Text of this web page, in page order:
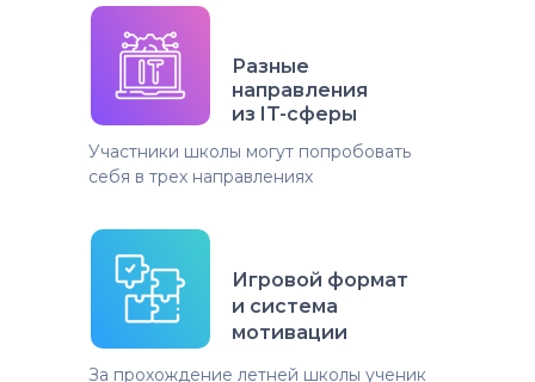
Игровой формат
и система
мотивации
За прохождение летней школы ученик
Разные
направления
из IT-сферы
Участники школы могут попробовать
себя в трех направлениях